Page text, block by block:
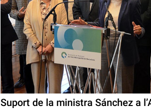
Suport de la ministra Sánchez a